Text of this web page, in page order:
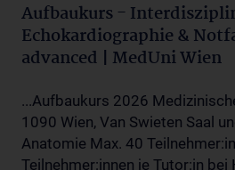
Aufbaukurs -
Echokardiographie &
advanced | MedUni Wien
...Aufbaukurs 2026
1090 Wien, Van Swieten Saal
Anatomie Max. 40
Teilnehmer:innen je Tutor:in bei